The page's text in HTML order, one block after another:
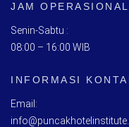
JAM OPERASIONAL
Senin-Sabtu :
08:00 – 16:00 WIB
INFORMASI
Email: